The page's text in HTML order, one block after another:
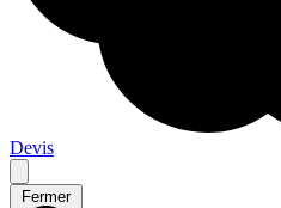
Devis
Fermer